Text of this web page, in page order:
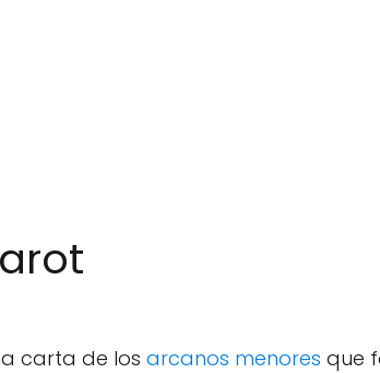
carta de los arcanos menores que